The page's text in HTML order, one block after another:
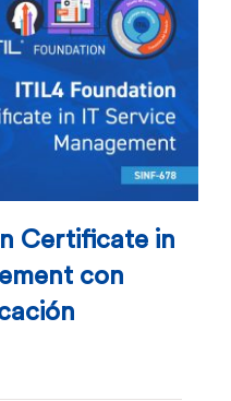
Certificate in
con